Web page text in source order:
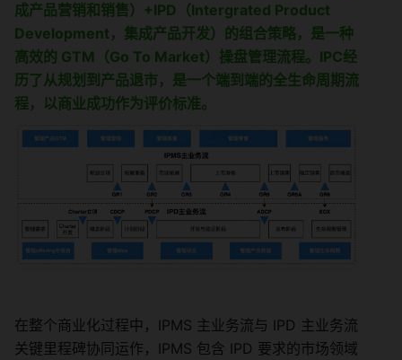
成产品营销和销售）+IPD（Intergrated Product
Development，集成产品开发）的组合策略，是一种
高效的 GTM（Go To Market）操盘管理流程。IPC经
历了从规划到产品退市，是一个端到端的全生命周期流
程，以商业成功作为评价标准。
在整个商业化过程中，IPMS 主业务流与 IPD 主业务流
关键里程碑协同运作，IPMS 包含 IPD 要求的市场领域